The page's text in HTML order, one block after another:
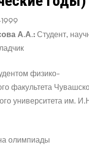
А.А.:Студент,
физико-
факультета
университета им.
олимпиады